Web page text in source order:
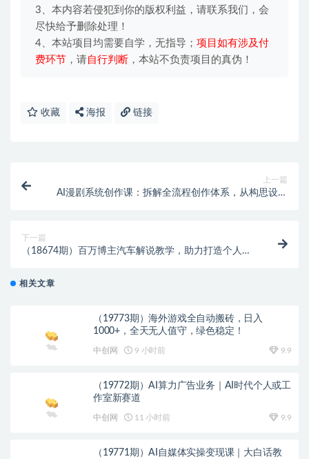
3、本内容若侵犯到你的版权利益，请联系我们，会
尽快给予删除处理！
4、本站项目均需要自学，无指导； 项目如有涉及付
费环节 ，请自行判断 ，本站不负责项目的真伪！
收藏 海报 链接
上一篇
AI漫剧系统创作课：拆解全流程创作体系，从构思设计
下一篇
（18674期）百万博主汽车解说教学，助力打造个人汽
相关文章
（19773期）海外游戏全自动搬砖，日入
1000+，全天无人值守，绿色稳定！
中创网 9 小时前 9.9
（19772期）AI算力广告业务｜AI时代个人或工
作室新赛道
中创网 11 小时前 9.9
（19771期）AI自媒体实操变现课｜大白话教